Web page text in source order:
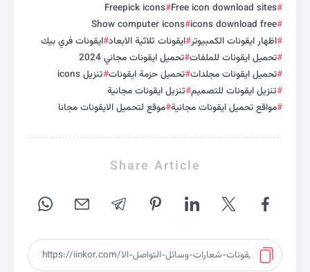
Free icon download sites
Freepick icons
icons download free
Show computer icons
اظهار ايقونات الكمبيوتر ايقونات ثلاثية الابعاد ايقونات فري بيك
تحميل ايقونات للملفات تحميل ايقونات مجاني 2024
تحميل ايقونات مجلدات تحميل حزمة ايقونات تنزيل icons
تنزيل ايقونات للتصميم تنزيل ايقونات مجانية
مواقع تحميل ايقونات مجانية موقع لتحميل الايقونات مجانا
Share Article